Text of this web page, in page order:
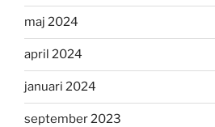
maj 2024
april 2024
januari 2024
september 2023